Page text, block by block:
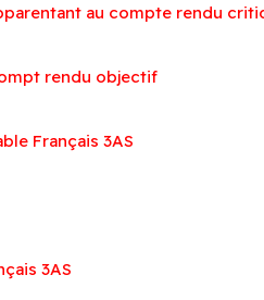
au compte rendu
rendu objectif
Français 3AS
3AS